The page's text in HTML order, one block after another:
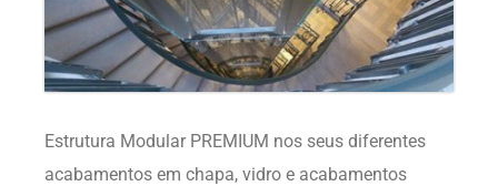
Estrutura Modular PREMIUM nos seus diferentes
acabamentos em chapa, vidro e acabamentos